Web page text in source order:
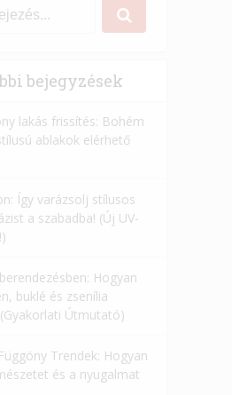
bejegyzések
lakás frissítés: Bohém
ablakok elérhető
Így varázsolj stílusos
a szabadba! (Új UV-
Hogyan
buklé és zsenília
Útmutató)
Trendek: Hogyan
és a nyugalmat